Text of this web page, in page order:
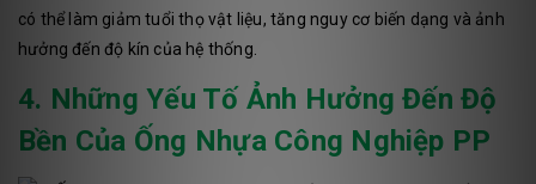
có thể làm giảm tuổi thọ vật liệu, tăng nguy cơ biến dạng và ảnh
hưởng đến độ kín của hệ thống.
4. Những Yếu Tố Ảnh Hưởng Đến Độ
Bền Của Ống Nhựa Công Nghiệp PP